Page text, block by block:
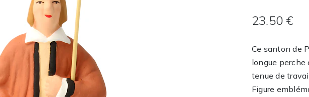
23.50 €
Ce santon de
longue perche
tenue de
Figure